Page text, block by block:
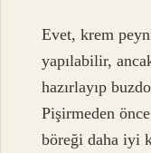
Evet, krem
yapılabilir,
hazırlayıp
Pişirmeden
böreği daha iyi